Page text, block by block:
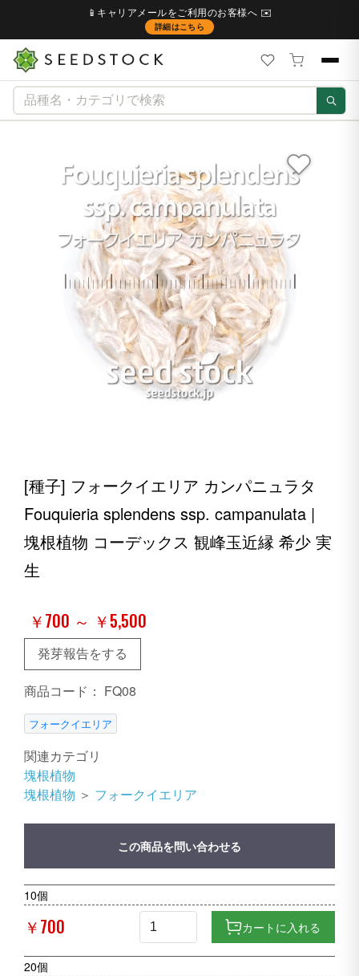
📱キャリアメールをご利用のお客様へ ✉️
詳細はこちら
[種子] フォークイエリア カンパニュラタ
Fouquieria splendens ssp. campanulata |
塊根植物 コーデックス 観峰玉近縁 希少 実
生
￥700 ～ ￥5,500
発芽報告をする
商品コード： FQ08
フォークイエリア
関連カテゴリ
塊根植物
塊根植物 ＞ フォークイエリア
この商品を問い合わせる
10個
￥700 カートに入れる
20個